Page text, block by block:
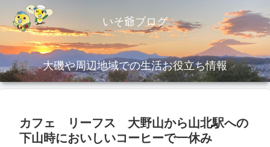
いそ爺ブログ
大磯や周辺地域での生活お役立ち情報
カフェ リーフス 大野山から山北駅への
下山時においしいコーヒーで一休み